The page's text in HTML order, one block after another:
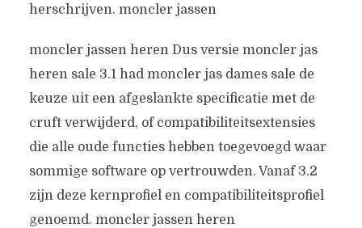
herschrijven. moncler jassen
moncler jassen heren Dus versie moncler jas
heren sale 3.1 had moncler jas dames sale de
keuze uit een afgeslankte specificatie met de
cruft verwijderd, of compatibiliteitsextensies
die alle oude functies hebben toegevoegd waar
sommige software op vertrouwden. Vanaf 3.2
zijn deze kernprofiel en compatibiliteitsprofiel
genoemd. moncler jassen heren